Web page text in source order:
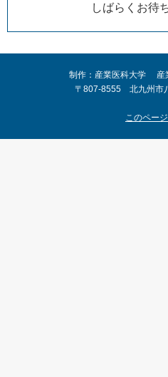
しばらくお待
制作：産業医科大学 産
〒807-8555 北九州市
このペー